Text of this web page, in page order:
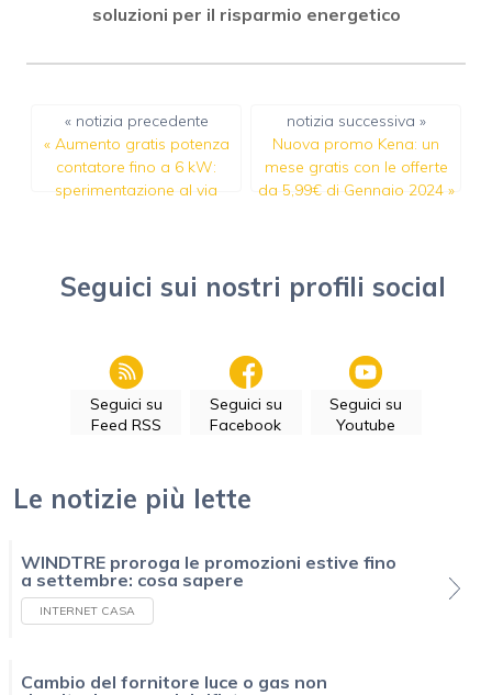
soluzioni per il risparmio energetico
« notizia precedente
« Aumento gratis potenza
contatore fino a 6 kW:
sperimentazione al via
notizia successiva »
Nuova promo Kena: un
mese gratis con le offerte
da 5,99€ di Gennaio 2024»
Seguici sui nostri profili social
Seguici su
Feed RSS
Seguici su
Facebook
Seguici su
Youtube
Le notizie più lette
WINDTRE proroga le promozioni estive fino
a settembre: cosa sapere
INTERNET CASA
Cambio del fornitore luce o gas non